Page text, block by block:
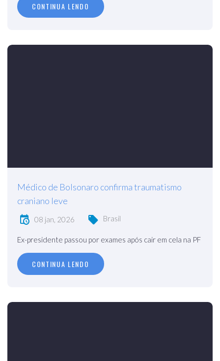
CONTINUA LENDO
Médico de Bolsonaro confirma traumatismo
craniano leve
08 jan, 2026 Brasil
Ex-presidente passou por exames após cair em cela na PF
CONTINUA LENDO